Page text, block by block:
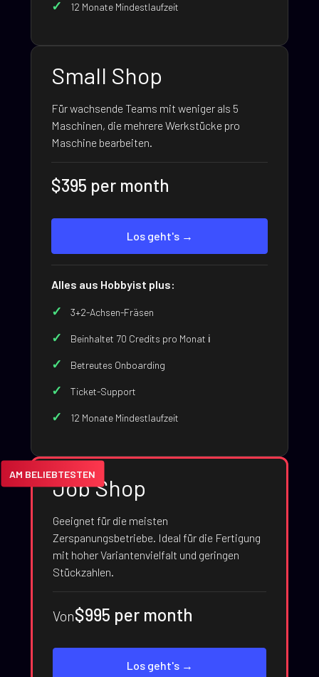
12 Monate Mindestlaufzeit
Small Shop
Für wachsende Teams mit weniger als 5
Maschinen, die mehrere Werkstücke pro
Maschine bearbeiten.
$395 per month
Los geht's →
Alles aus Hobbyist plus:
3+2-Achsen-Fräsen
Beinhaltet 70 Credits pro Monat ℹ️
Betreutes Onboarding
Ticket-Support
12 Monate Mindestlaufzeit
AM BELIEBTESTENJob Shop
Geeignet für die meisten
Zerspanungsbetriebe. Ideal für die Fertigung
mit hoher Variantenvielfalt und geringen
Stückzahlen.
Von$995 per month
Los geht's →